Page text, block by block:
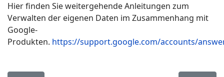
Hier finden Sie weitergehende Anleitungen zum
Verwalten der eigenen Daten im Zusammenhang mit
Google-
Produkten. https://support.google.com/accounts/